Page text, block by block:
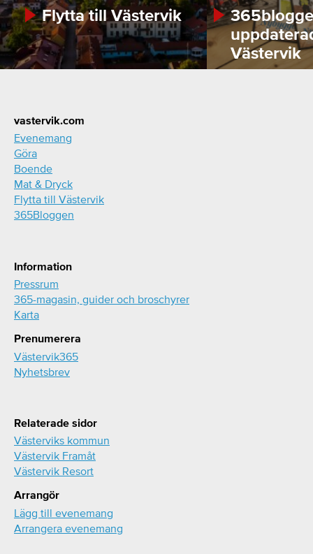
Flytta till Västervik
Västervik
Footer
vastervik.com
Evenemang
Göra
Boende
Mat & Dryck
Flytta till Västervik
365Bloggen
Information
Pressrum
365-magasin, guider och broschyrer
Karta
Prenumerera
Västervik365
Nyhetsbrev
Relaterade sidor
Västerviks kommun
Västervik Framåt
Västervik Resort
Arrangör
Lägg till evenemang
Arrangera evenemang